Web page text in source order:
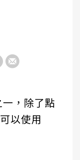
，除了點
以使用